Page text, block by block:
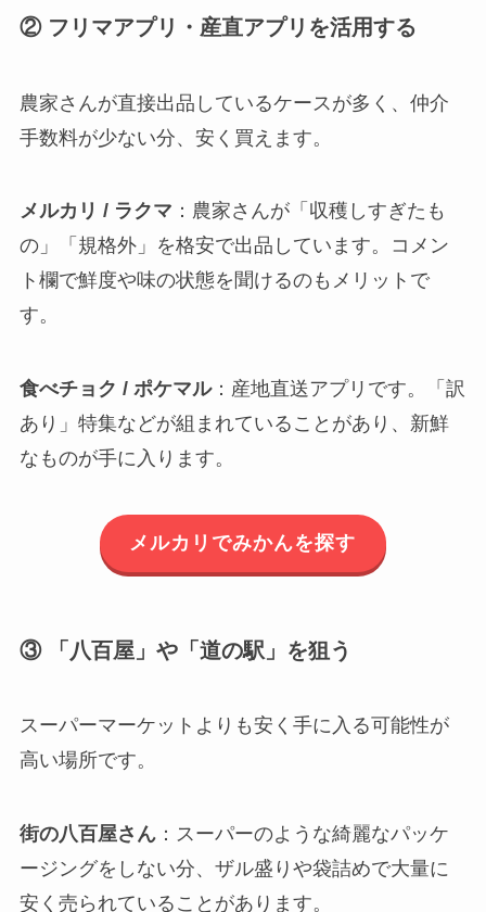
② フリマアプリ・産直アプリを活用する
農家さんが直接出品しているケースが多く、仲介
手数料が少ない分、安く買えます。
メルカリ / ラクマ ：農家さんが「収穫しすぎたも
の」「規格外」を格安で出品しています。コメン
ト欄で鮮度や味の状態を聞けるのもメリットで
す。
食べチョク / ポケマル：産地直送アプリです。「訳
あり」特集などが組まれていることがあり、新鮮
なものが手に入ります。
メルカリでみかんを探す
③ 「八百屋」や「道の駅」を狙う
スーパーマーケットよりも安く手に入る可能性が
高い場所です。
街の八百屋さん：スーパーのような綺麗なパッケ
ージングをしない分、ザル盛りや袋詰めで大量に
安く売られていることがあります。